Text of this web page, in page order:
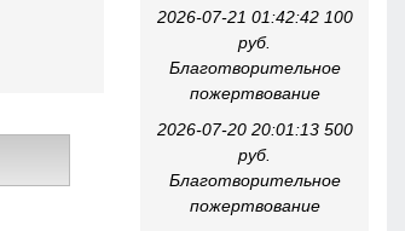
2026-07-21 01:42:42 100
руб.
Благотворительное
пожертвование
2026-07-20 20:01:13 500
руб.
Благотворительное
пожертвование